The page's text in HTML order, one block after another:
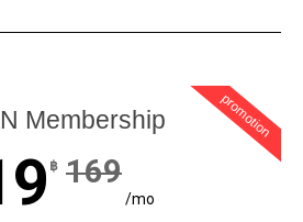
Donate Now promotion
Membership
฿ 169
/mo